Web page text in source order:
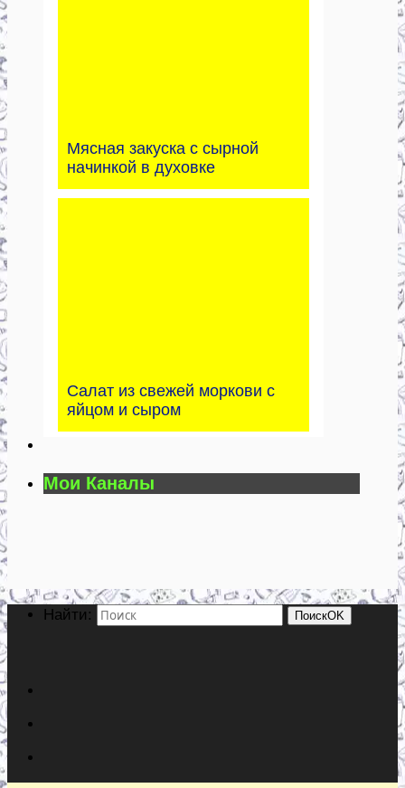
Мясная закуска с сырной
начинкой в духовке
Салат из свежей моркови с
яйцом и сыром
Мои Каналы
Найти: ПоискOK